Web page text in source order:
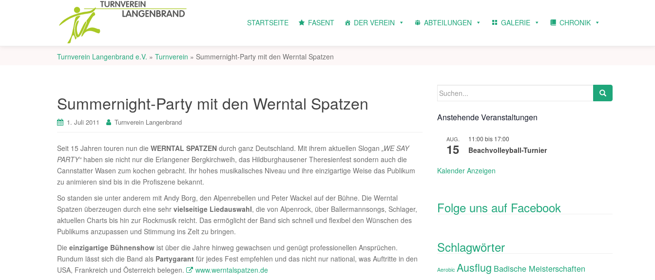
STARTSEITE FASENT DER VEREIN ABTEILUNGEN GALERIE CHRONIK
Turnverein Langenbrand e.V. » Turnverein » Summernight-Party mit den Werntal Spatzen
Summernight-Party mit den Werntal Spatzen
1. Juli 2011 Turnverein Langenbrand
Seit 15 Jahren touren nun die WERNTAL SPATZEN durch ganz Deutschland. Mit ihrem aktuellen Slogan „WE SAY
PARTY“haben sie nicht nur die Erlangener Bergkirchweih, das Hildburghausener Theresienfest sondern auch die
Cannstatter Wasen zum kochen gebracht. Ihr hohes musikalisches Niveau und ihre einzigartige Weise das Publikum
zu animieren sind bis in die Profiszene bekannt.
So standen sie unter anderem mit Andy Borg, den Alpenrebellen und Peter Wackel auf der Bühne. Die Werntal
Spatzen überzeugen durch eine sehr vielseitige Liedauswahl, die von Alpenrock, über Ballermannsongs, Schlager,
aktuellen Charts bis hin zur Rockmusik reicht. Das ermöglicht der Band sich schnell und flexibel den Wünschen des
Publikums anzupassen und Stimmung ins Zelt zu bringen.
Die einzigartige Bühnenshow ist über die Jahre hinweg gewachsen und genügt professionellen Ansprüchen.
Rundum lässt sich die Band als Partygarant für jedes Fest empfehlen und das nicht nur national, was Auftritte in den
USA, Frankreich und Österreich belegen.
www.werntalspatzen.de
Suchen
Anstehende Veranstaltungen
AUG.
15
11:00 bis 17:00
Beachvolleyball-Turnier
Kalender Anzeigen
Folge uns auf Facebook
Schlagwörter
Aerobic Ausflug Badische Meisterschaften